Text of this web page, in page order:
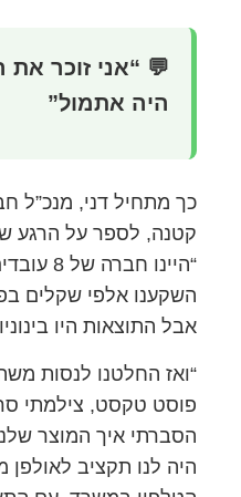
💬 “אני זוכר את
היה אתמול”
כך מתחיל דני, מנכ”ל
קטנה, לספר על הרגע
“היינו
השקענו אלפי שקלים
אבל התוצאות היו
“ואז החלטנו לנסות
הסברתי איך המוצר
היה לנו תקציב